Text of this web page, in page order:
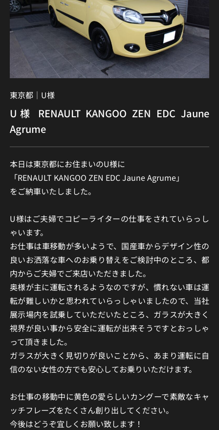
東京都｜ U様
U様 RENAULT KANGOO ZEN EDC Jaune
Agrume
本日は東京都にお住まいのU様に
「RENAULT KANGOO ZEN EDC Jaune Agrume」
をご納車いたしました。
U様はご夫婦でコピーライターの仕事をされていらっし
ゃいます。
お仕事は車移動が多いようで、国産車からデザイン性の
良いお洒落な車へのお乗り替えをご検討中のところ、都
内からご夫婦でご来店いただきました。
奥様が主に運転されるようなのですが、慣れない車は運
転が難しいかと思われていらっしゃいましたので、当社
展示場内を試乗していただいたところ、ガラスが大きく
視界が良い事から安全に運転が出来そうですとおっしゃ
って頂きました。
ガラスが大きく見切りが良いことから、あまり運転に自
信のない女性の方でも安心してお乗りいただけます。
お仕事の移動中に黄色の愛らしいカングーで素敵なキャ
ッチフレーズをたくさん創り出してください。
今後はどうぞ宜しくお願い致します！